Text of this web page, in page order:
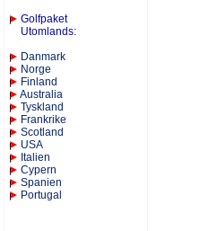
Golfpaket
Utomlands:
Danmark
Norge
Finland
Australia
Tyskland
Frankrike
Scotland
USA
Italien
Cypern
Spanien
Portugal